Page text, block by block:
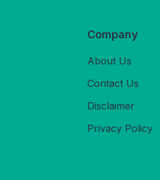
Company
About Us
Contact Us
Disclaimer
Privacy Policy